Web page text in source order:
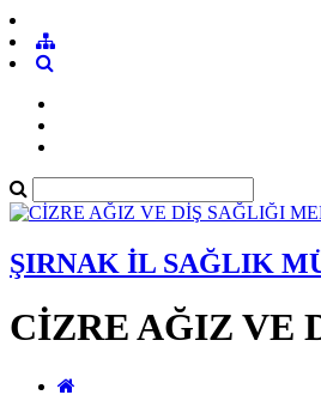
ŞIRNAK İL SAĞLIK
CİZRE AĞIZ VE